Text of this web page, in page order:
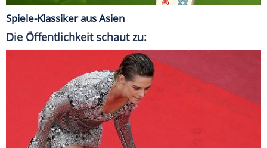
Spiele-Klassiker aus Asien
Die Öffentlichkeit schaut zu: